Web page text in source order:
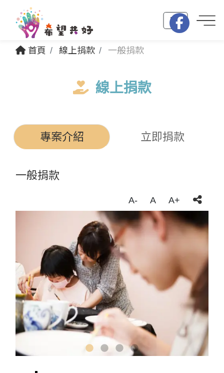
EN
首頁 線上捐款 一般捐款
線上捐款
專案介紹 立即捐款
一般捐款
A- A A+